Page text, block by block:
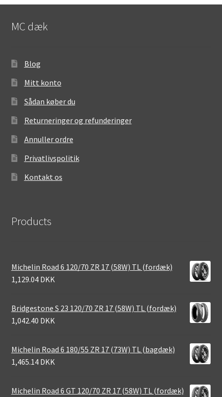
MC dæk
Blog
Mitt konto
Sådan køber du
Returneringer og refunderinger
Annuller ordre
Privatlivspolitik
Kontakt os
Products
Michelin Road 6 120/70 ZR 17 (58W) TL (fordæk)
1,129.04 DKK
Bridgestone S 23 120/70 ZR 17 (58W) TL (fordæk)
1,042.40 DKK
Michelin Road 6 180/55 ZR 17 (73W) TL (bagdæk)
1,465.14 DKK
Michelin Road 6 GT 120/70 ZR 17 (58W) TL (fordæk)